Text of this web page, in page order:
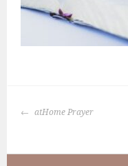
atHome Prayer